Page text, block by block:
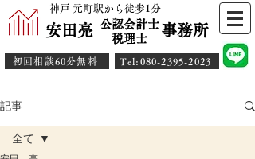
神戸 元町駅から徒歩1分
安田亮 事務所
公認会計士
​税理士
初回相談60分無料 ​Tel:080-2395-2023
記事
全て